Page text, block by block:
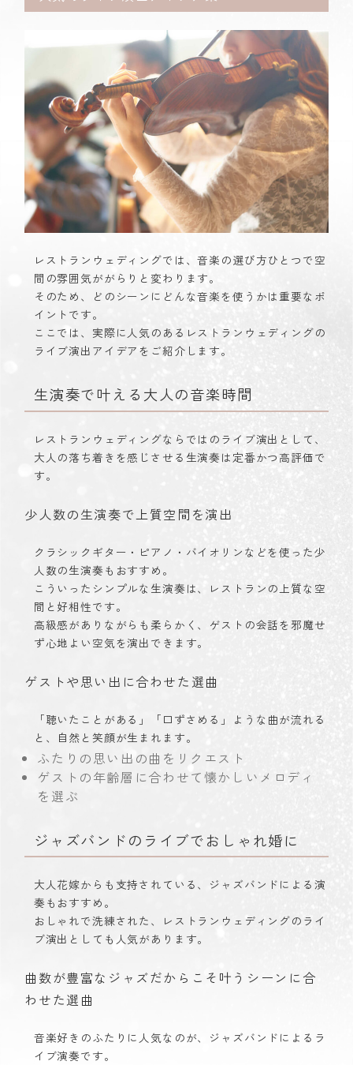
レストランウェディングでは、音楽の選び方ひとつで空
間の雰囲気ががらりと変わります。
そのため、どのシーンにどんな音楽を使うかは重要なポ
イントです。
ここでは、実際に人気のあるレストランウェディングの
ライブ演出アイデアをご紹介します。
生演奏で叶える大人の音楽時間
レストランウェディングならではのライブ演出として、
大人の落ち着きを感じさせる生演奏は定番かつ高評価で
す。
少人数の生演奏で上質空間を演出
クラシックギター・ピアノ・バイオリンなどを使った少
人数の生演奏もおすすめ。
こういったシンプルな生演奏は、レストランの上質な空
間と好相性です。
高級感がありながらも柔らかく、ゲストの会話を邪魔せ
ず心地よい空気を演出できます。
ゲストや思い出に合わせた選曲
「聴いたことがある」「口ずさめる」ような曲が流れる
と、自然と笑顔が生まれます。
ふたりの思い出の曲をリクエスト
ゲストの年齢層に合わせて懐かしいメロディ
を選ぶ
ジャズバンドのライブでおしゃれ婚に
大人花嫁からも支持されている、ジャズバンドによる演
奏もおすすめ。
おしゃれで洗練された、レストランウェディングのライ
ブ演出としても人気があります。
曲数が豊富なジャズだからこそ叶うシーンに合
わせた選曲
音楽好きのふたりに人気なのが、ジャズバンドによるラ
イブ演奏です。